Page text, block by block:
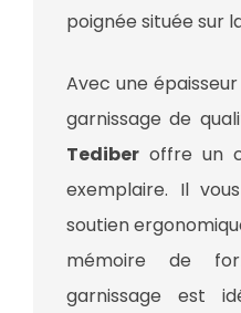
poignée située sur
Avec une
garnissage de
Tediber offre un
exemplaire. Il
soutien
mémoire de
garnissage est